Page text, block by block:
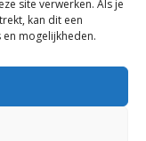
site verwerken. Als je
kan dit een
mogelijkheden.